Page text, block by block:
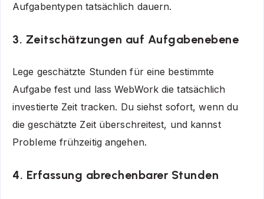
Aufgabentypen tatsächlich dauern.
3. Zeitschätzungen auf Aufgabenebene
Lege geschätzte Stunden für eine bestimmte
Aufgabe fest und lass WebWork die tatsächlich
investierte Zeit tracken. Du siehst sofort, wenn du
die geschätzte Zeit überschreitest, und kannst
Probleme frühzeitig angehen.
4. Erfassung abrechenbarer Stunden